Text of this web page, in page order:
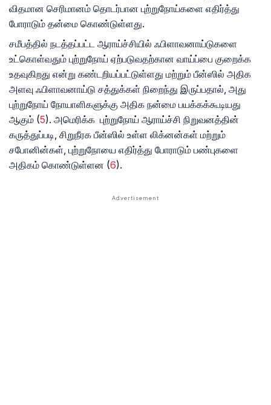
விதமான செரிமானம் தொடர்பான புற்றுநோய்களை எதிர்த்து
போராடும் தன்மை கொண்டுள்ளது.
சமீபத்தில் நடத்தப்பட்ட ஆராய்ச்சியில் ஃபிளாவனாய்டுகளை
உட்கொள்வதும் புற்றுநோய் ஏற்படுவதற்கான வாய்ப்பை குறைக்க
உதவுகிறது என்று கண்டறியப்பட்டுள்ளது மற்றும் பீன்ஸில் அதிக
அளவு ஃபிளாவனாய்டு சத்துக்கள் நிறைந்து இருப்பதால், அது
புற்றுநோய் நோயாளிகளுக்கு அதிக நன்மை பயக்கக்கூடியது
ஆகும் (5). அமெரிக்க புற்றுநோய் ஆராய்ச்சி நிறுவனத்தின்
கருத்துப்படி, சிறுநீரக பீன்ஸில் உள்ள லிக்னன்கள் மற்றும்
சபோனின்கள், புற்றுநோயை எதிர்த்து போராடும் பண்புகளை
அதிகம் கொண்டுள்ளன (6).